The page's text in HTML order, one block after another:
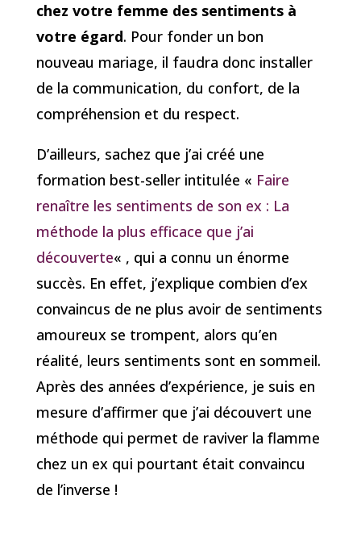
chez votre femme des sentiments à
votre égard. Pour fonder un bon
nouveau mariage, il faudra donc installer
de la communication, du confort, de la
compréhension et du respect.
D’ailleurs, sachez que j’ai créé une
formation best-seller intitulée « Faire
renaître les sentiments de son ex : La
méthode la plus efficace que j’ai
découverte« , qui a connu un énorme
succès. En effet, j’explique combien d’ex
convaincus de ne plus avoir de sentiments
amoureux se trompent, alors qu’en
réalité, leurs sentiments sont en sommeil.
Après des années d’expérience, je suis en
mesure d’affirmer que j’ai découvert une
méthode qui permet de raviver la flamme
chez un ex qui pourtant était convaincu
de l’inverse !